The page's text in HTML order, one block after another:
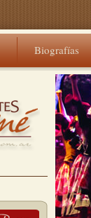
Biografías